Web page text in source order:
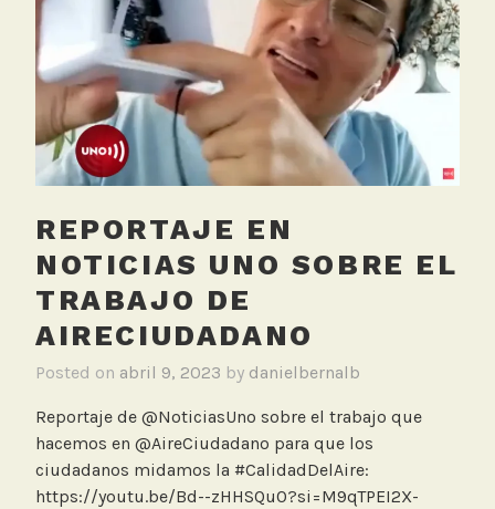
d
G
N
,
REPORTAJE EN
NOTICIAS UNO SOBRE EL
TRABAJO DE
AIRECIUDADANO
Posted on abril 9, 2023 by danielbernalb
Reportaje de @NoticiasUno sobre el trabajo que
hacemos en @AireCiudadano para que los
ciudadanos midamos la #CalidadDelAire:
https://youtu.be/Bd--zHHSQu0?si=M9qTPEI2X-